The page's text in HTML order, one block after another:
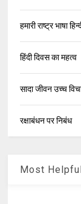
हमारी राष्ट्र भाषा
हिंदी दिवस का महत्व
सादा जीवन उच्च
रक्षाबंधन पर निबंध
Most